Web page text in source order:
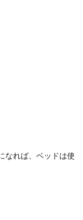
なれば、ベッドは使